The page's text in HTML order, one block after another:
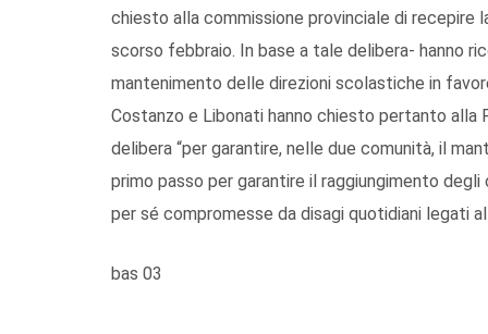
chiesto alla commissione provinciale di recepire
scorso febbraio. In base a tale delibera- hanno
mantenimento delle direzioni scolastiche in
Costanzo e Libonati hanno chiesto pertanto
delibera “per garantire, nelle due comunità, il
primo passo per garantire il raggiungimento
per sé compromesse da disagi quotidiani legati
bas 03